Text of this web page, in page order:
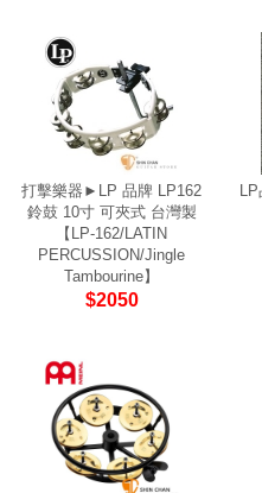
打擊樂器►LP 品牌 LP162
鈴鼓 10寸 可夾式 台灣製
【LP-162/LATIN
PERCUSSION/Jingle
Tambourine】
$2050